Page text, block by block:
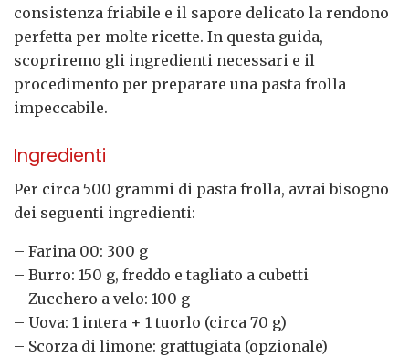
consistenza friabile e il sapore delicato la rendono
perfetta per molte ricette. In questa guida,
scopriremo gli ingredienti necessari e il
procedimento per preparare una pasta frolla
impeccabile.
Ingredienti
Per circa 500 grammi di pasta frolla, avrai bisogno
dei seguenti ingredienti:
– Farina 00: 300 g
– Burro: 150 g, freddo e tagliato a cubetti
– Zucchero a velo: 100 g
– Uova: 1 intera + 1 tuorlo (circa 70 g)
– Scorza di limone: grattugiata (opzionale)